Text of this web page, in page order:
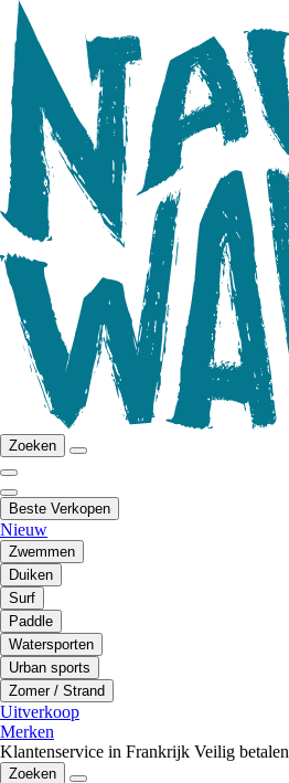
Zoeken
Beste Verkopen
Nieuw
Zwemmen
Duiken
Surf
Paddle
Watersporten
Urban sports
Zomer / Strand
Uitverkoop
Merken
Klantenservice in Frankrijk Veilig betalen
Zoeken